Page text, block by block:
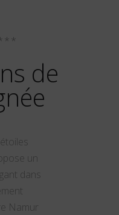
de
un
dans
Namur